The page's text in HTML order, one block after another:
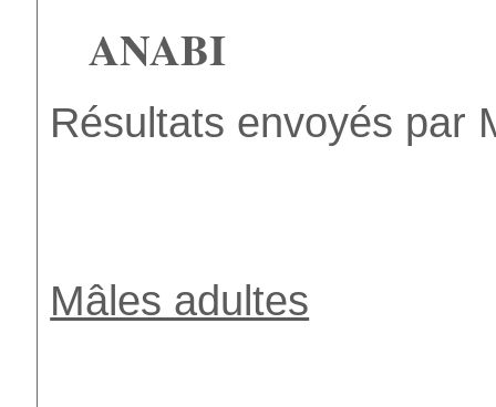
ANABI
Résultats envoyés par
Mâles adultes